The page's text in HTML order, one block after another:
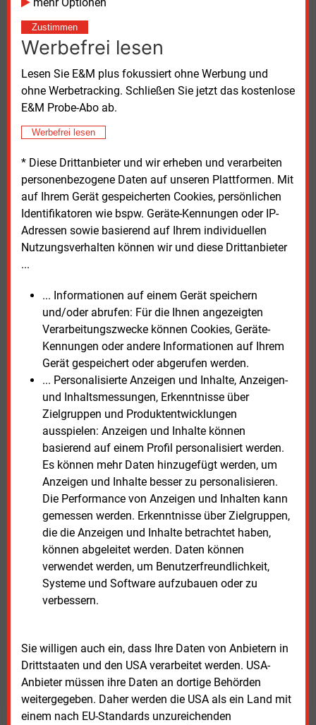
Zustimmen
Werbefrei lesen
Lesen Sie E&M plus fokussiert ohne Werbung und
ohne Werbetracking. Schließen Sie jetzt das kostenlose
E&M Probe-Abo ab.
Werbefrei lesen
* Diese Drittanbieter und wir erheben und verarbeiten
personenbezogene Daten auf unseren Plattformen. Mit
auf Ihrem Gerät gespeicherten Cookies, persönlichen
Identifikatoren wie bspw. Geräte-Kennungen oder IP-
Adressen sowie basierend auf Ihrem individuellen
Nutzungsverhalten können wir und diese Drittanbieter
...
... Informationen auf einem Gerät speichern
und/oder abrufen: Für die Ihnen angezeigten
Verarbeitungszwecke können Cookies, Geräte-
Kennungen oder andere Informationen auf Ihrem
Gerät gespeichert oder abgerufen werden.
... Personalisierte Anzeigen und Inhalte, Anzeigen-
und Inhaltsmessungen, Erkenntnisse über
Zielgruppen und Produktentwicklungen
ausspielen: Anzeigen und Inhalte können
basierend auf einem Profil personalisiert werden.
Es können mehr Daten hinzugefügt werden, um
Anzeigen und Inhalte besser zu personalisieren.
Die Performance von Anzeigen und Inhalten kann
gemessen werden. Erkenntnisse über Zielgruppen,
die die Anzeigen und Inhalte betrachtet haben,
können abgeleitet werden. Daten können
verwendet werden, um Benutzerfreundlichkeit,
Systeme und Software aufzubauen oder zu
verbessern.
Sie willigen auch ein, dass Ihre Daten von Anbietern in
Drittstaaten und den USA verarbeitet werden. USA-
Anbieter müssen ihre Daten an dortige Behörden
weitergegeben. Daher werden die USA als ein Land mit
einem nach EU-Standards unzureichenden
Der Chef des Stadwerkeverbunds Thüga, Constantin
H. Alsheimer begrüßte den Kabinettsbeschluss,
forderte jedoch fairen Wettbewerb. „Was es braucht,
ist Freiheit mit Verbindlichkeit.“ Leitgröße der
Wärmewende sollte die Wärmeplanung sein, die auch
gesetzlich mehr Verbindlichkeit braucht, forderte
Alsheimer. Er kritisierte die geplante Kostenteilung
Bürokratie und verzerre den Wettbewerb.
Gaswirtschaft erfreut
Der Branchenverband Die Gas- und
Wasserstoffwirtschaft sieht in der Reform
zusätzliche Optionen für die Wärmewende im
derzeit etwa 56 Prozent aller Wohnungen in
Deutschland versorgten. Hybridheizungen und grüne
Gase könnten daher eine wichtige Rolle spielen.
Das Hauptstadtbüro Bioenergie (HBB) begrüßte, dass
die Bundesregierung die verpflichtende
Nutzungskaskade für feste Biomasse gestrichen hat.
Dies sei ein entscheidender Schritt, um „die
energetische Nutzung von Holz als unverzichtbare
Säule einer sicheren, regionalen Wärmeversorgung
nicht künstlich zu benachteiligen“.
Nach Angaben der Bundesregierung setzt das Gesetz
die europäische Gebäuderichtlinie eins zu eins in
deutsches Recht um. Zusätzliche Anforderungen
über die EU-Vorgaben hinaus seien nicht vorgesehen.
DerGesetzentwurf zum GModGsteht im Internet
bereit.
Mittwoch, 13.05.2026, 14:09 Uhr
Susanne Harmsen
© 2026 Energie & Management GmbH